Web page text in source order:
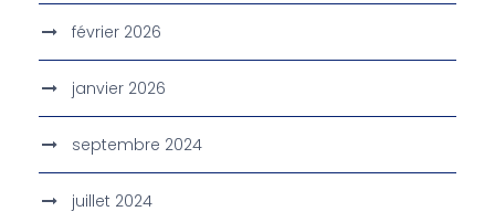
février 2026
janvier 2026
septembre 2024
juillet 2024